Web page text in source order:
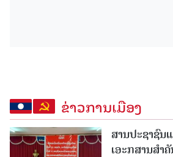
ຂ່າວການເມືອງ
ສານປະຊາຊົນ
ເອະກສານສໍາ